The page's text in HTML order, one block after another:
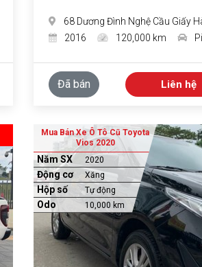
68 Dương Đình Nghệ Cầu Giấy
2016
120,000 km
Đã bán Liên hệ
Mua Bán Xe Ô Tô Cũ Toyota
Vios 2020
Năm SX 2020
Động cơ Xăng
Hộp số Tự động
Odo 10,000 km